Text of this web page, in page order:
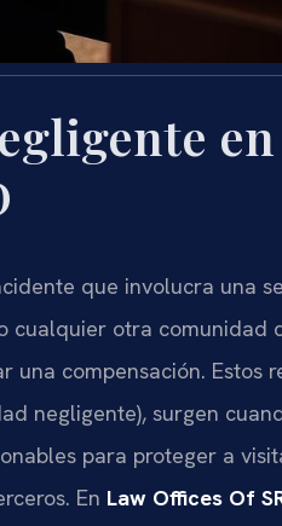
que involucra una
cualquier otra comunidad
compensación. Estos
negligente), surgen
para proteger a
En Law Offices Of